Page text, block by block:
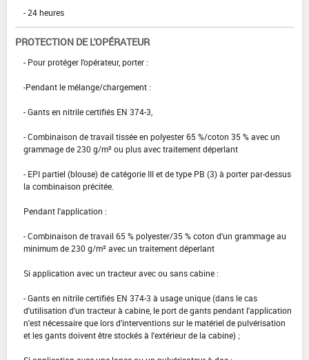
- 24 heures
PROTECTION DE L'OPÉRATEUR
- Pour protéger l'opérateur, porter :
-Pendant le mélange/chargement :
- Gants en nitrile certifiés EN 374-3,
- Combinaison de travail tissée en polyester 65 %/coton 35 % avec un
grammage de 230 g/m² ou plus avec traitement déperlant
- EPI partiel (blouse) de catégorie III et de type PB (3) à porter par-dessus
la combinaison précitée.
Pendant l'application :
- Combinaison de travail 65 % polyester/35 % coton d'un grammage au
minimum de 230 g/m² avec un traitement déperlant
Si application avec un tracteur avec ou sans cabine :
- Gants en nitrile certifiés EN 374-3 à usage unique (dans le cas
d'utilisation d'un tracteur à cabine, le port de gants pendant l'application
n'est nécessaire que lors d'interventions sur le matériel de pulvérisation
et les gants doivent être stockés à l'extérieur de la cabine) ;